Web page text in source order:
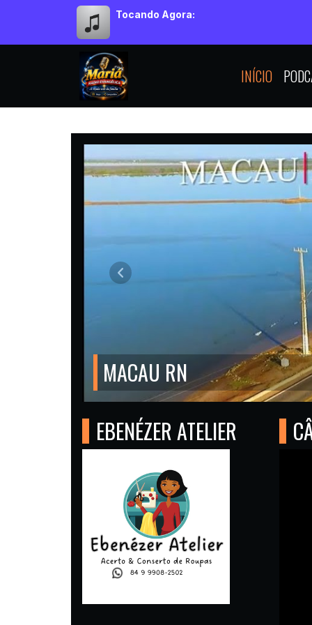
Tocando Agora:
INÍCIO
MORIÁ RÁDIO EVANGÉLICA
MACAU RN
Anterior
EBENÉZER ATELIER